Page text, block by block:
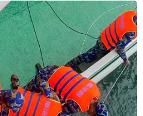
được hoạt động đã được
COVID-19 và xét
2.